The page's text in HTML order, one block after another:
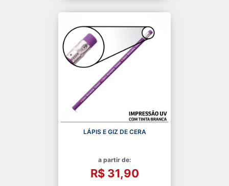
LÁPIS E GIZ DE CERA
a partir de:
R$ 31,90